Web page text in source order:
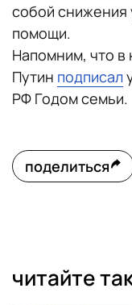
собой
помощи.
Напомним, что в
Путин подписал
РФ Годом семьи.
поделиться
читайте